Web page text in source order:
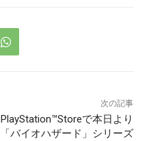
次の記事
PlayStation™Storeで本日より
「バイオハザード」シリーズ